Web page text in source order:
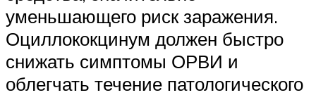
уменьшающего риск заражения.
Оциллококцинум должен быстро
снижать симптомы ОРВИ и
облегчать течение патологического